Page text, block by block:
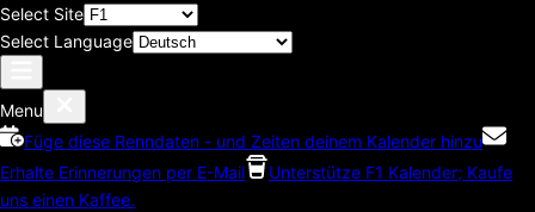
Select Site
Select Language
Menu
Füge diese Renndaten - und Zeiten deinem Kalender hinzu
Erhalte Erinnerungen per E-Mail
Unterstütze F1 Kalender; Kaufe
uns einen Kaffee.